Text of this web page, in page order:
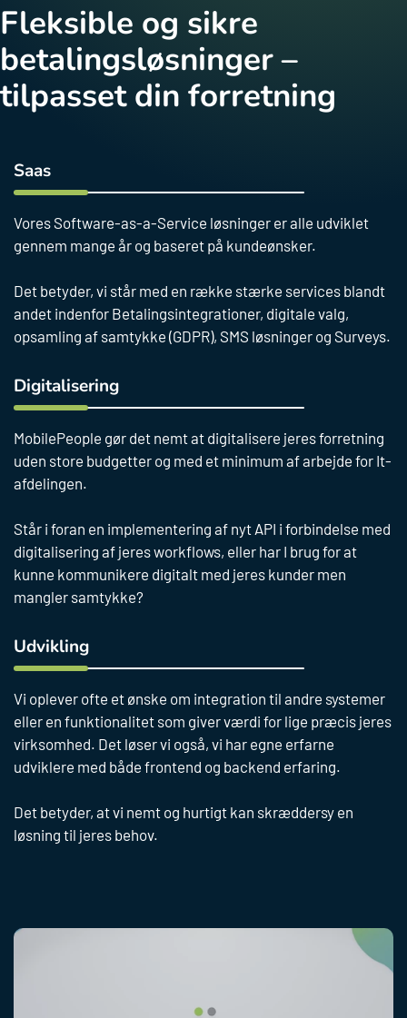
Fleksible og sikre
betalingsløsninger –
tilpasset din forretning
Saas
Vores Software-as-a-Service løsninger er alle udviklet
gennem mange år og baseret på kundeønsker.
Det betyder, vi står med en række stærke services blandt
andet indenfor Betalingsintegrationer, digitale valg,
opsamling af samtykke (GDPR), SMS løsninger og Surveys.
Digitalisering
MobilePeople gør det nemt at digitalisere jeres forretning
uden store budgetter og med et minimum af arbejde for It-
afdelingen.
Står i foran en implementering af nyt API i forbindelse med
digitalisering af jeres workflows, eller har I brug for at
kunne kommunikere digitalt med jeres kunder men
mangler samtykke?
Udvikling
Vi oplever ofte et ønske om integration til andre systemer
eller en funktionalitet som giver værdi for lige præcis jeres
virksomhed. Det løser vi også, vi har egne erfarne
udviklere med både frontend og backend erfaring.
Det betyder, at vi nemt og hurtigt kan skræddersy en
løsning til jeres behov.